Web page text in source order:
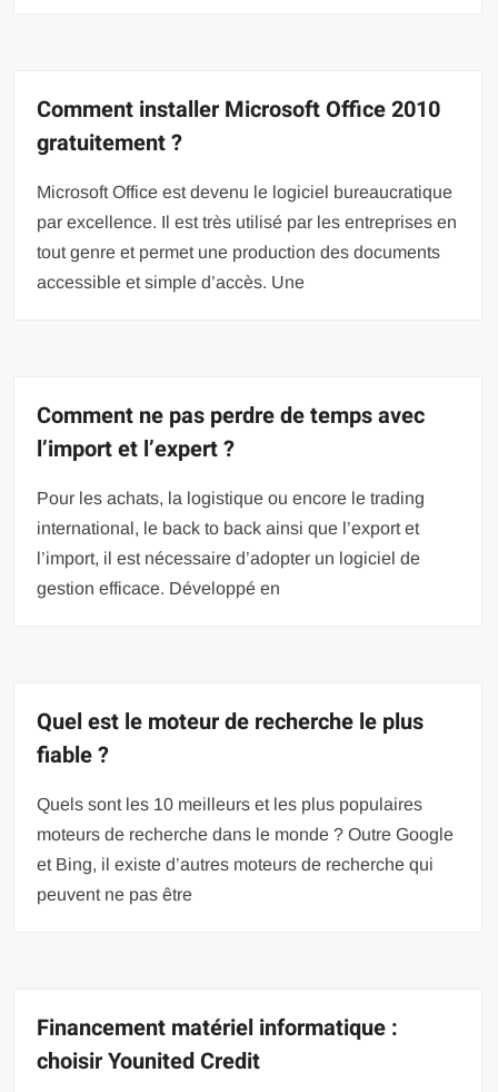
Comment installer Microsoft Office 2010
gratuitement ?
Microsoft Office est devenu le logiciel bureaucratique
par excellence. Il est très utilisé par les entreprises en
tout genre et permet une production des documents
accessible et simple d’accès. Une
Comment ne pas perdre de temps avec
l’import et l’expert ?
Pour les achats, la logistique ou encore le trading
international, le back to back ainsi que l’export et
l’import, il est nécessaire d’adopter un logiciel de
gestion efficace. Développé en
Quel est le moteur de recherche le plus
fiable ?
Quels sont les 10 meilleurs et les plus populaires
moteurs de recherche dans le monde ? Outre Google
et Bing, il existe d’autres moteurs de recherche qui
peuvent ne pas être
Financement matériel informatique :
choisir Younited Credit